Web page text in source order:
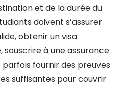
et de la durée du
doivent s’assurer
obtenir un visa
souscrire à une assurance
fournir des preuves
suffisantes pour couvrir